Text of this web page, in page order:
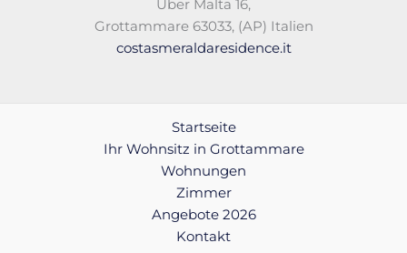
Über Malta 16,
Grottammare 63033, (AP) Italien
costasmeraldaresidence.it
Startseite
Ihr Wohnsitz in Grottammare
Wohnungen
Zimmer
Angebote 2026
Kontakt